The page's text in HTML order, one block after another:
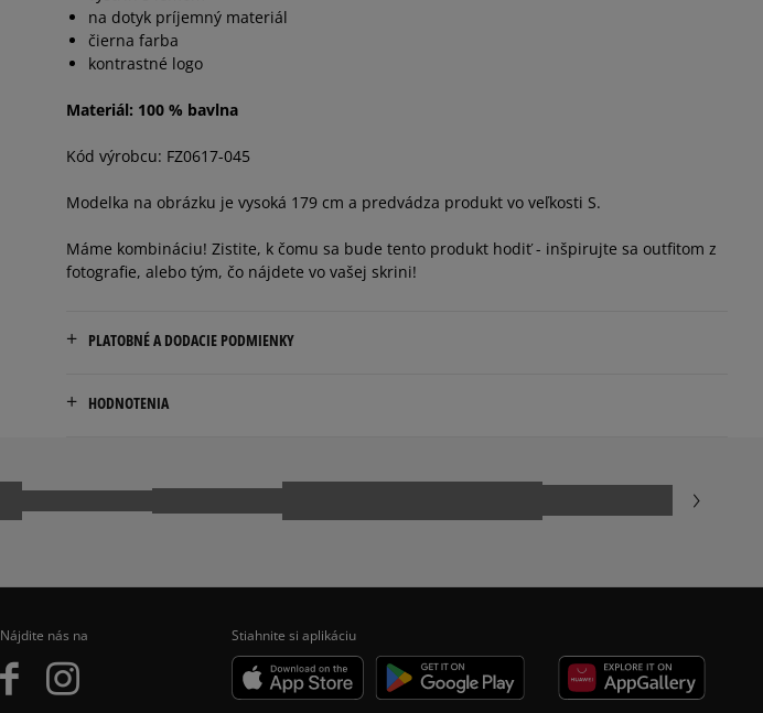
na dotyk príjemný materiál
čierna farba
kontrastné logo
Materiál: 100 % bavlna
Kód výrobcu: FZ0617-045
Modelka na obrázku je vysoká 179 cm a predvádza produkt vo veľkosti S.
Máme kombináciu! Zistite, k čomu sa bude tento produkt hodiť - inšpirujte sa outfitom z
fotografie, alebo tým, čo nájdete vo vašej skrini!
PLATOBNÉ A DODACIE PODMIENKY
packeta (zásielkovňa - kamenná pobočka, výdejné boxy: Z-BOX),
Dostupné spôsoby platby:
HODNOTENIA
8počet recenzií
Získané recenzie a overené
100%
2 0%
Nájdite nás na Stiahnite si aplikáciu